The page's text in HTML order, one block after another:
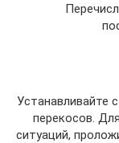
Устанавливайте
перекосов.
ситуаций,